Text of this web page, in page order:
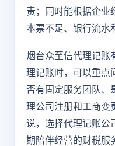
责；同时能根据企业
本票不足、银行流水
烟台众至信代理记账
理记账时，可以重点
否有固定服务团队、
理公司注册和工商变
说，选择代理记账公
期陪伴经营的财税服